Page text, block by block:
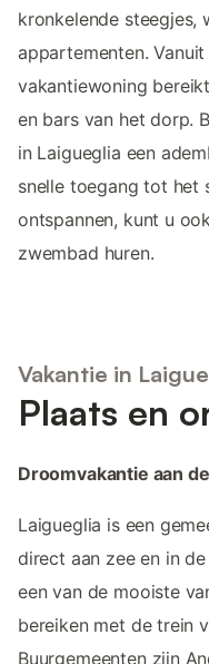
kronkelende steegjes,
appartementen.
vakantiewoning
en bars van het dorp.
in Laigueglia een
snelle toegang tot het
ontspannen, kunt u
zwembad huren.
Vakantie in
Plaats en
Droomvakantie aan
Laigueglia is een
direct aan zee en in
een van de mooiste
bereiken met de trein
Buurgemeenten zijn